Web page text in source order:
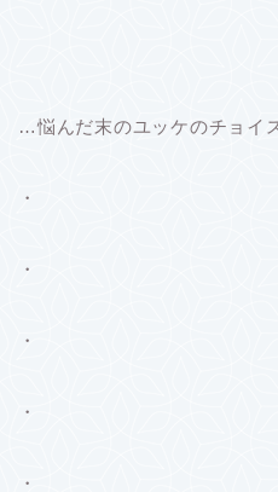
…悩んだ末のユッケのチョイ
・
・
・
・
・